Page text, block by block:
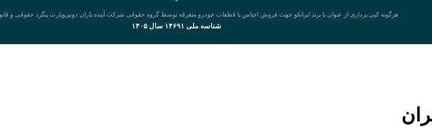
هرگونه کپی برداری از عنوان یا برند ایرانکو جهت فروش اجناس یا قطعات خودرو متفرقه توسط گروه حقوقی شرکت آینده یاران دونیروپارت پیگرد حقوقی و
شناسه ملی ۱۴۶۹۱ سال ۱۴۰۵